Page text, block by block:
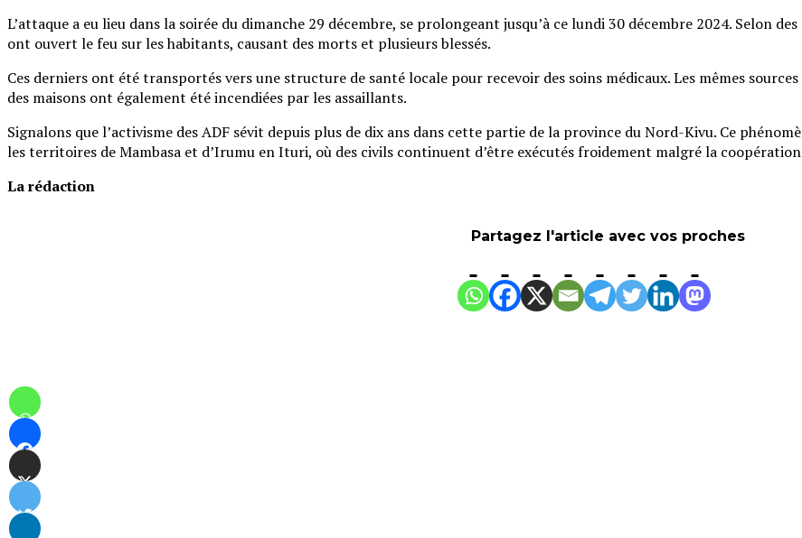
L’attaque a eu lieu dans la soirée du dimanche 29 décembre, se prolongeant jusqu’à ce lundi 30 décembre 2024. Selon
ont ouvert le feu sur les habitants, causant des morts et plusieurs blessés.
Ces derniers ont été transportés vers une structure de santé locale pour recevoir des soins médicaux. Les mêmes
des maisons ont également été incendiées par les assaillants.
Signalons que l’activisme des ADF sévit depuis plus de dix ans dans cette partie de la province du Nord-Kivu. Ce
les territoires de Mambasa et d’Irumu en Ituri, où des civils continuent d’être exécutés froidement malgré la coopération
La rédaction
Partagez l'article avec vos proches